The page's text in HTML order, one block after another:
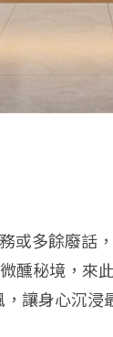
多餘廢話
醺秘境，
讓身心沉浸